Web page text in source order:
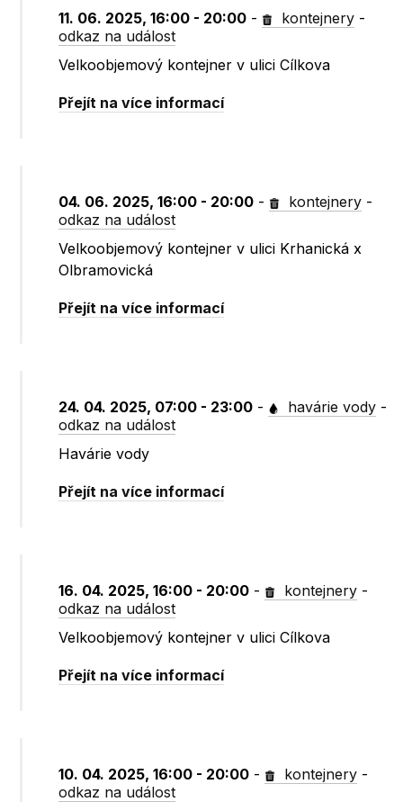
11. 06. 2025, 16:00 - 20:00 - kontejnery -
odkaz na událost
Velkoobjemový kontejner v ulici Cílkova
Přejít na více informací
04. 06. 2025, 16:00 - 20:00 - kontejnery -
odkaz na událost
Velkoobjemový kontejner v ulici Krhanická x
Olbramovická
Přejít na více informací
24. 04. 2025, 07:00 - 23:00 - havárie vody -
odkaz na událost
Havárie vody
Přejít na více informací
16. 04. 2025, 16:00 - 20:00 - kontejnery -
odkaz na událost
Velkoobjemový kontejner v ulici Cílkova
Přejít na více informací
10. 04. 2025, 16:00 - 20:00 - kontejnery -
odkaz na událost